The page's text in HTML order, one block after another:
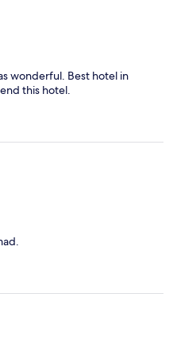
wonderful. Best hotel in
this hotel.